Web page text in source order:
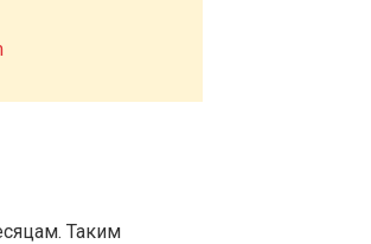
Таким